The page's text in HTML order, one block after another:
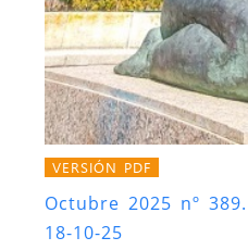
VERSIÓN PDF
Octubre 2025 nº 389.
18-10-25